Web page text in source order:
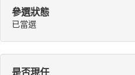
參選狀態
已當選
是否現任